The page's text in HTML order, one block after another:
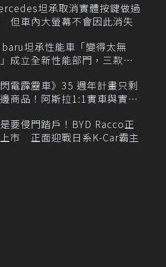
坦承取消實體按鍵做過
但車內大螢幕不會因此消失
坦承性能車「變得太無
成立全新性能部門，三款手
閃電霹靂車》35 週年計畫只剩
商品！阿斯拉1:1實車與實體
要侵門踏戶！BYD Racco正
市 正面迎戰日系K-Car霸主